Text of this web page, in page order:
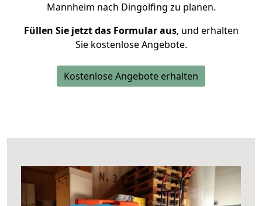
Mannheim nach Dingolfing zu planen.
Füllen Sie jetzt das Formular aus, und erhalten
Sie kostenlose Angebote.
Kostenlose Angebote erhalten